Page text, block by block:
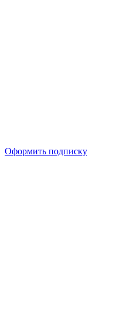
Оформить подписку